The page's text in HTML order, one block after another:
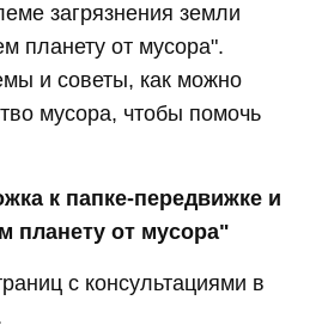
загрязнения земли
планету от мусора".
и советы, как можно
мусора, чтобы помочь
к папке-передвижке и
планету от мусора"
с консультациями в